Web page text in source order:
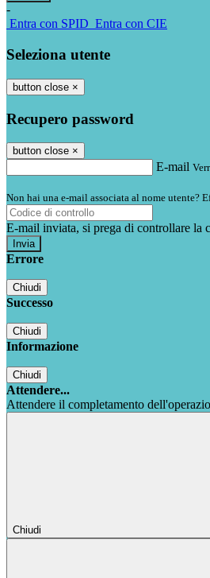
-
Entra con SPID Entra con CIE
Seleziona utente
button close ×
Recupero password
button close ×
E-mail
Non hai una e-mail associata al nome utente?
E-mail inviata, si prega di controllare la
Errore
Chiudi
Successo
Chiudi
Informazione
Chiudi
Attendere...
Attendere il completamento
Chiudi